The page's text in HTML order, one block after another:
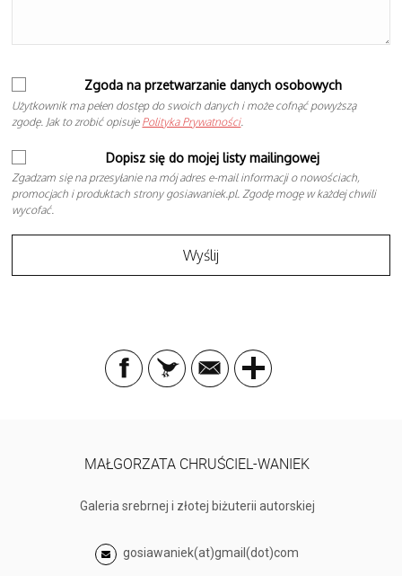
Zgoda na przetwarzanie danych osobowych
Użytkownik ma pełen dostęp do swoich danych i może cofnąć powyższą
zgodę. Jak to zrobić opisuje Polityka Prywatności.
Dopisz się do mojej listy mailingowej
Zgadzam się na przesyłanie na mój adres e-mail informacji o nowościach,
promocjach i produktach strony gosiawaniek.pl. Zgodę mogę w każdej chwili
wycofać.
MAŁGORZATA CHRUŚCIEL-WANIEK
Galeria srebrnej i złotej biżuterii autorskiej
gosiawaniek(at)gmail(dot)com